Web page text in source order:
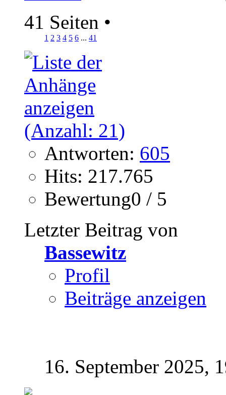
41 Seiten •
1 2 3 4 5 6 ... 41
Antworten: 605
Hits: 217.765
Bewertung0 / 5
Letzter Beitrag von
Bassewitz
Profil
Beiträge anzeigen
16. September 2025,